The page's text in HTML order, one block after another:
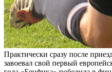
Практически сразу после
завоевал свой первый